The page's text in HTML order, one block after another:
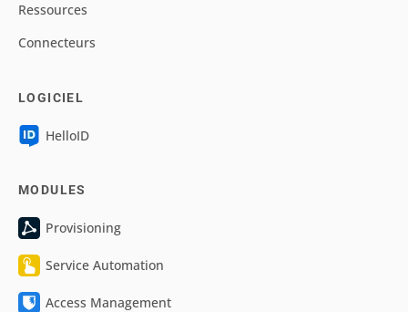
Ressources
Connecteurs
LOGICIEL
HelloID
MODULES
Provisioning
Service Automation
Access Management